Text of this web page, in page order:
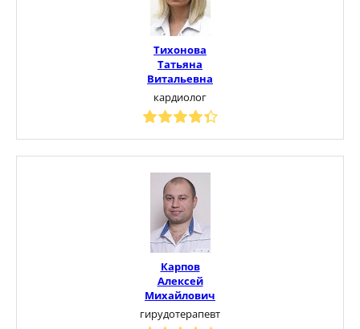
Тихонова
Татьяна
Витальевна
кардиолог
Карпов
Алексей
Михайлович
гирудотерапевт